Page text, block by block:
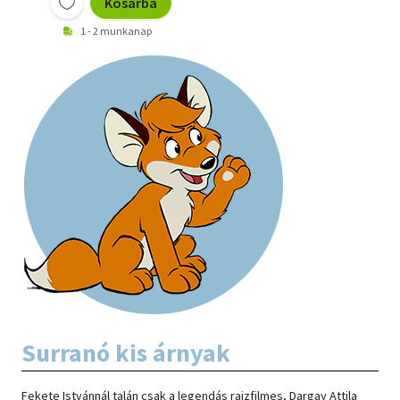
1 - 2 munkanap
Surranó kis árnyak
Fekete Istvánnál talán csak a legendás rajzfilmes, Dargay Attila